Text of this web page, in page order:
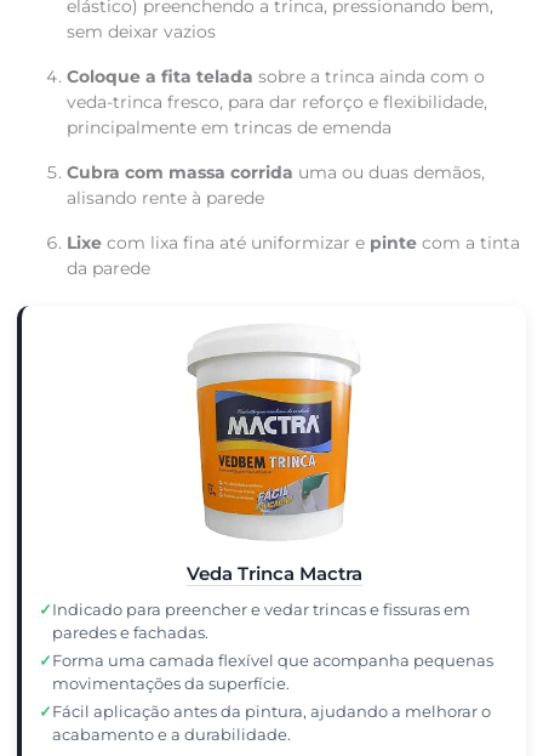
elástico) preenchendo a trinca, pressionando bem,
sem deixar vazios
Coloque a fita telada sobre a trinca ainda com o
veda-trinca fresco, para dar reforço e flexibilidade,
principalmente em trincas de emenda
Cubra com massa corrida uma ou duas demãos,
alisando rente à parede
Lixecom lixa fina até uniformizar e pintecom a tinta
da parede
Veda Trinca Mactra
✓Indicado para preencher e vedar trincas e fissuras em
paredes e fachadas.
✓Forma uma camada flexível que acompanha pequenas
movimentações da superfície.
✓Fácil aplicação antes da pintura, ajudando a melhorar o
acabamento e a durabilidade.